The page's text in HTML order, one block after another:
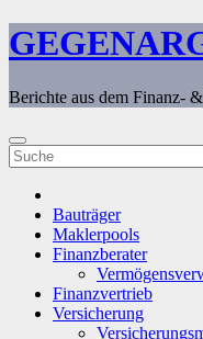
Berichte aus dem Finanz-
Bauträger
Maklerpools
Finanzberater
Finanzvertrieb
Versicherung